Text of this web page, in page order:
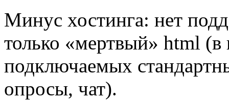
Минус хостинга: нет
только «мертвый» html
подключаемых
опросы, чат).